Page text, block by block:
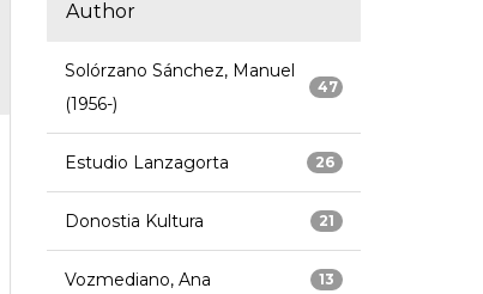
Author
47
Solórzano Sánchez, Manuel
(1956-)
26
Estudio Lanzagorta
21
Donostia Kultura
13
Vozmediano, Ana